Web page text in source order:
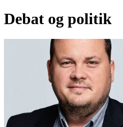
Debat og politik